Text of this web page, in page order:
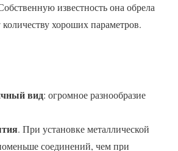
известность она обрела
хороших параметров.
вид: огромное разнообразие
. При установке металлической
соединений, чем при